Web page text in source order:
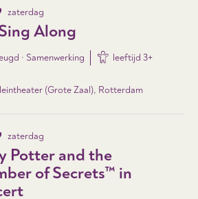
zaterdag
Along
· Samenwerking leeftijd 3+
(Grote Zaal), Rotterdam
zaterdag
Potter and the
of Secrets™ in